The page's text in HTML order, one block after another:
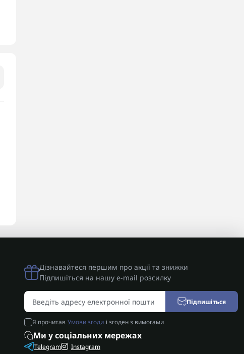
Ми у соціальних мережах
Telegram Instagram
Дізнавайтеся першим про акції та знижки
Підпишіться на нашу e-mail розсилку
Підпишіться
Я прочитав Умови згоди і згоден з вимогами